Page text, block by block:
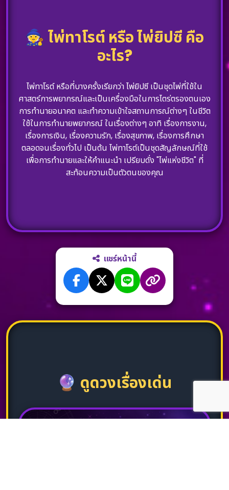
🧙 ไพ่ทาโรต์ หรือ ไพ่ยิปซี คือ
อะไร?
ไพ่ทาโรต์ หรือที่บางครั้งเรียกว่า ไพ่ยิปซี เป็นชุดไพ่ที่ใช้ใน
ศาสตร์การพยากรณ์และเป็นเครื่องมือในการไตร่ตรองตนเอง
การทำนายอนาคต และทำความเข้าใจสถานการณ์ต่างๆ ในชีวิต
ใช้ในการทำนายพยากรณ์ ในเรื่องต่างๆ อาทิ เรื่องการงาน,
เรื่องการเงิน, เรื่องความรัก, เรื่องสุขภาพ, เรื่องการศึกษา
ตลอดจนเรื่องทั่วไป เป็นต้น ไพ่ทาโรต์เป็นชุดสัญลักษณ์ที่ใช้
เพื่อการทำนายและให้คำแนะนำ เปรียบดั่ง "ไพ่แห่งชีวิต" ที่
สะท้อนความเป็นตัวตนของคุณ
แชร์หน้านี้
🔮 ดูดวงเรื่องเด่น